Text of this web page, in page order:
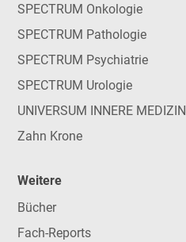
SPECTRUM Onkologie
SPECTRUM Pathologie
SPECTRUM Psychiatrie
SPECTRUM Urologie
UNIVERSUM INNERE MEDIZIN
Zahn Krone
Weitere
Bücher
Fach-Reports